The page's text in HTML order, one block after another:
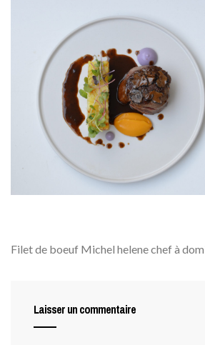
Filet de boeuf Michel helene chef à
Laisser un commentaire